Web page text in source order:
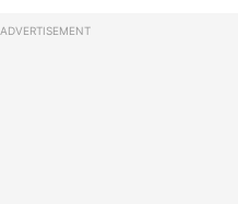
ADVERTISEMENT